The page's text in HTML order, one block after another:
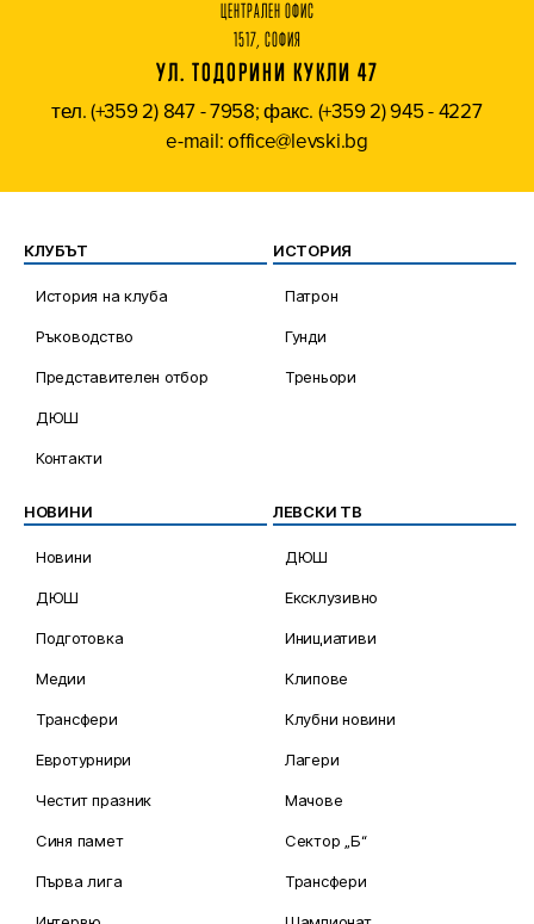
ЦЕНТРАЛЕН ОФИС
1517, СОФИЯ
УЛ. ТОДОРИНИ КУКЛИ 47
тел. (+359 2) 847 - 7958; факс. (+359 2) 945 - 4227
e-mail: office@levski.bg
КЛУБЪТ
История на клуба
Ръководство
Представителен отбор
ДЮШ
Контакти
ИСТОРИЯ
Патрон
Гунди
Треньори
НОВИНИ
Новини
ДЮШ
Подготовка
Медии
Трансфери
Евротурнири
Честит празник
Синя памет
Първа лига
ЛЕВСКИ ТВ
ДЮШ
Ексклузивно
Инициативи
Клипове
Клубни новини
Лагери
Мачове
Сектор „Б“
Трансфери